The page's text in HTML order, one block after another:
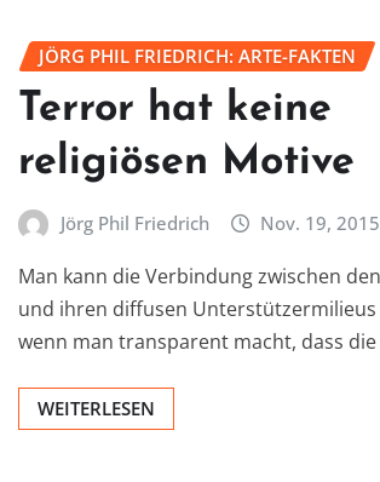
JÖRG PHIL FRIEDRICH: ARTE-FAKTEN
Terror hat keine
religiösen Motive
Jörg Phil Friedrich Nov. 19, 2015
Man kann die Verbindung zwischen
und ihren diffusen
wenn man transparent macht, dass
WEITERLESEN